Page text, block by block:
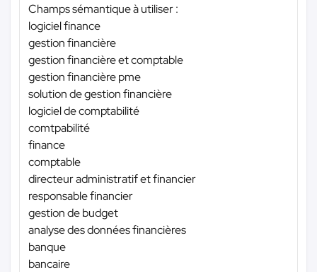
Champs sémantique à utiliser :
logiciel finance
gestion financière
gestion financière et comptable
gestion financière pme
solution de gestion financière
logiciel de comptabilité
comtpabilité
finance
comptable
directeur administratif et financier
responsable financier
gestion de budget
analyse des données financières
banque
bancaire